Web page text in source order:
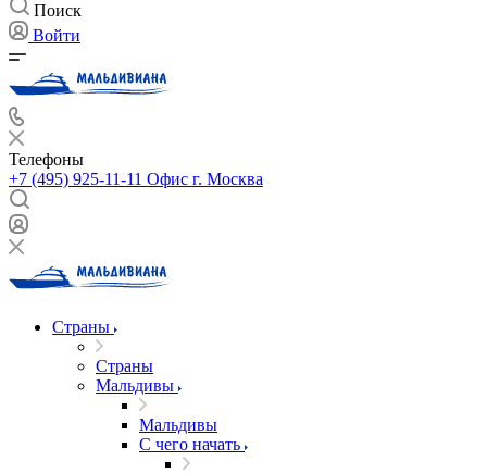
Поиск
Войти
Телефоны
+7 (495) 925-11-11 Офис г. Москва
Страны
Страны
Мальдивы
Мальдивы
С чего начать